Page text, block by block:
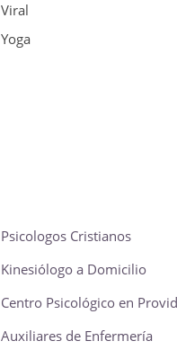
Viral
Yoga
Psicologos Cristianos
Kinesiólogo a Domicilio
Centro Psicológico en
Auxiliares de Enfermería